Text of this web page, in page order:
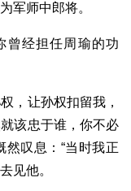
军师中郎将。
曾经担任周瑜的功
，让孙权扣留我，
该忠于谁，你不必
然叹息：“当时我正
见他。